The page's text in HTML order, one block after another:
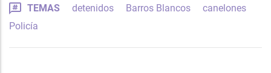
TEMAS detenidos Barros Blancos
canelones
Policía